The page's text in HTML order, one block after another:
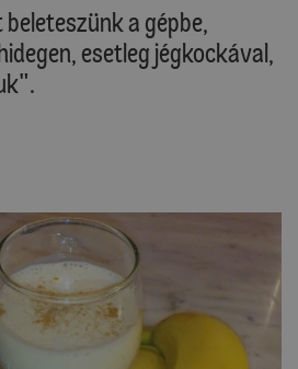
a gépbe,
esetleg jégkockával,